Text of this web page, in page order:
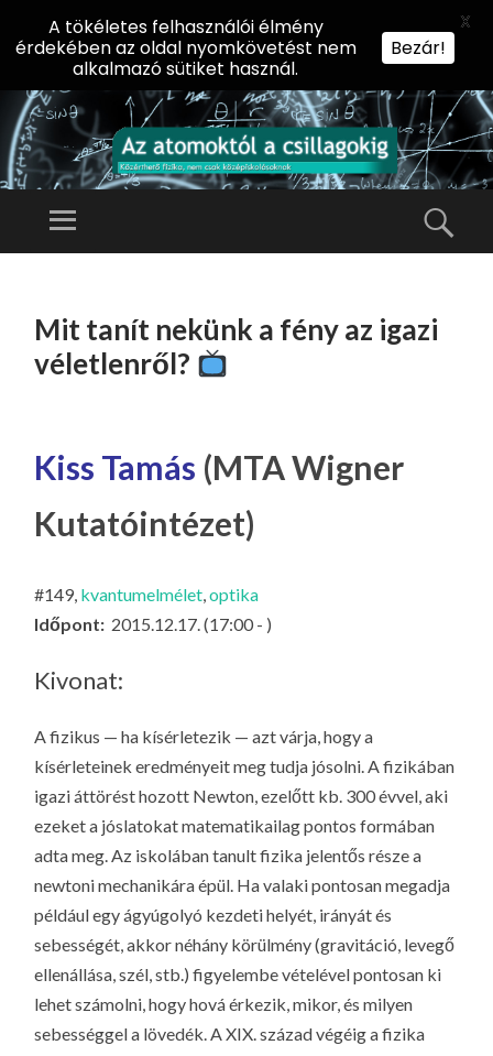
AZ
KT
CS
IL
Előadássorozat
Természettudományi
Menü
TARTALOMHOZ
Mit tanít nekünk a fény az igazi
véletlenről?
Kiss Tamás (MTA Wigner
Kutatóintézet)
#149, kvantumelmélet,optika
Időpont: 2015.12.17. (17:00 - )
Kivonat:
A fizikus — ha kísérletezik — azt várja, hogy a
kísérleteinek eredményeit meg tudja jósolni. A fizikában
igazi áttörést hozott Newton, ezelőtt kb. 300 évvel, aki
ezeket a jóslatokat matematikailag pontos formában
adta meg. Az iskolában tanult fizika jelentős része a
newtoni mechanikára épül. Ha valaki pontosan megadja
például egy ágyúgolyó kezdeti helyét, irányát és
sebességét, akkor néhány körülmény (gravitáció, levegő
ellenállása, szél, stb.) figyelembe vételével pontosan ki
lehet számolni, hogy hová érkezik, mikor, és milyen
sebességgel a lövedék. A XIX. század végéig a fizika
A tökéletes felhasználói élmény
érdekében az oldal nyomkövetést nem
alkalmazó sütiket használ.
Bezár!
X